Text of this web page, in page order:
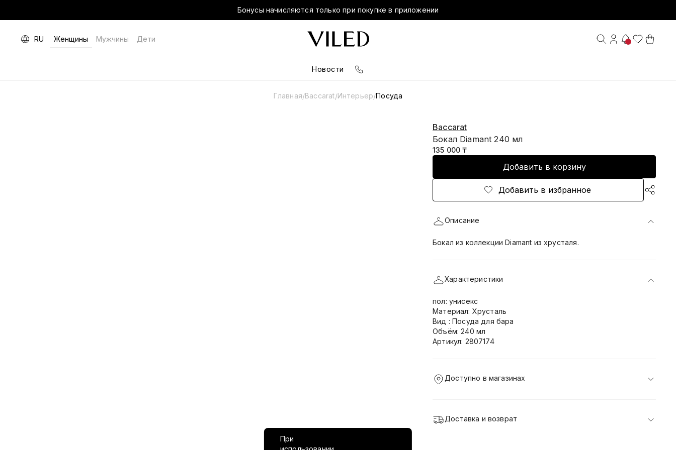
Бонусы начисляются только при покупке в приложении
RU Женщины Мужчины Дети
Новости
Главная/Baccarat/Интерьер/Посуда
Baccarat
Бокал Diamant 240 мл
135 000 ₸
Добавить в корзину
Добавить в избранное
Описание
Бокал из коллекции Diamant из хрусталя.
Характеристики
пол: унисекс
Материал: Хрусталь
Вид : Посуда для бара
Объём: 240 мл
Артикул: 2807174
Доступно в магазинах
Доставка и возврат
При